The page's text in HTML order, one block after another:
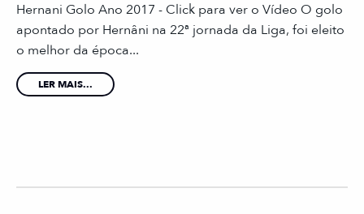
Hernani Golo Ano 2017 - Click para ver o Vídeo O golo
apontado por Hernâni na 22ª jornada da Liga, foi eleito
o melhor da época...
LER MAIS...